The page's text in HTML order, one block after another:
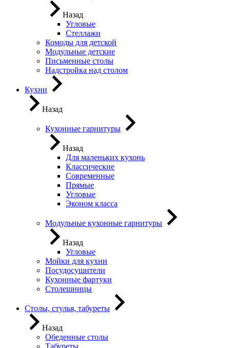
Назад
Угловые
Стеллажи
Комоды для детской
Модульные детские
Письменные столы
Надстройка над столом
Кухни
Назад
Кухонные гарнитуры
Назад
Для маленьких кухонь
Классические
Современные
Прямые
Угловые
Эконом класса
Модульные кухонные гарнитуры
Назад
Угловые
Мойки для кухни
Посудосушители
Кухонные фартуки
Столешницы
Столы, стулья, табуреты
Назад
Обеденные столы
Табуреты